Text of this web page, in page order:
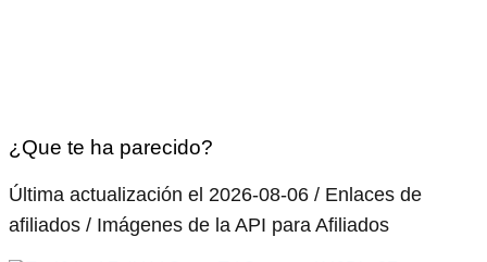
¿Que te ha parecido?
Última actualización el 2026-08-06 / Enlaces de
afiliados / Imágenes de la API para Afiliados